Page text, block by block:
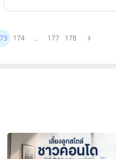
174 ... 177 178